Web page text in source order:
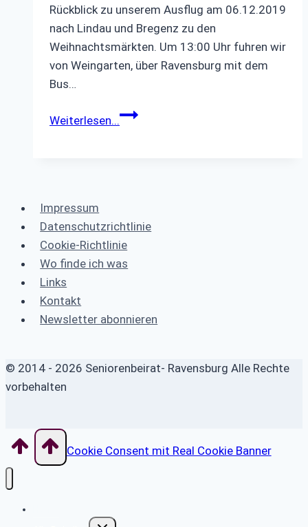
Rückblick zu unserem Ausflug am 06.12.2019
nach Lindau und Bregenz zu den
Weihnachtsmärkten. Um 13:00 Uhr fuhren wir
von Weingarten, über Ravensburg mit dem
Bus…
Weiterlesen...Stimmungsvoller
Impressum
Datenschutzrichtlinie
Cookie-Richtlinie
Wo finde ich was
Links
Kontakt
Newsletter abonnieren
© 2014 - 2026 Seniorenbeirat- Ravensburg Alle Rechte
vorbehalten
Cookie Consent mit Real Cookie Banner
Untermenü